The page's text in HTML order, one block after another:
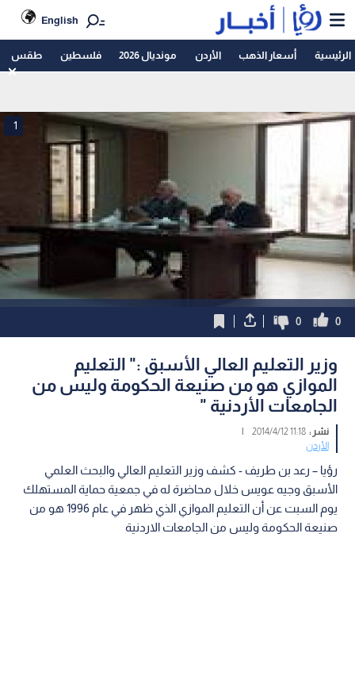
English
الرئيسية أسعار الذهب الأردن مونديال 2026 فلسطين طقس
1
0
0
وزير التعليم العالي الأسبق :" التعليم
الموازي هو من صنيعة الحكومة وليس من
الجامعات الأردنية "
نشر :11:18 2014/4/12
|
الأردن
رؤيا – رعد بن طريف - كشف وزير التعليم العالي والبحث العلمي
الأسبق وجيه عويس خلال محاضرة له في جمعية حماية المستهلك
يوم السبت عن أن التعليم الموازي الذي ظهر في عام 1996 هو من
صنيعة الحكومة وليس من الجامعات الاردنية